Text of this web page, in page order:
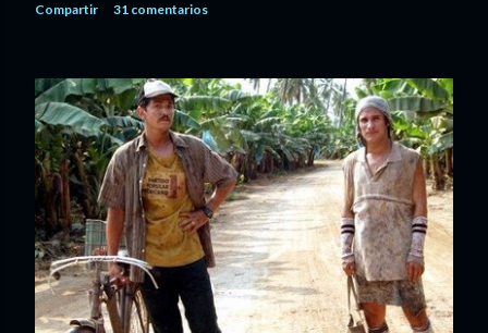
Compartir 31 comentarios